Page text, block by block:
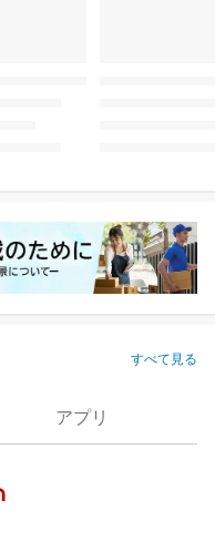
すべて見る
アプリ